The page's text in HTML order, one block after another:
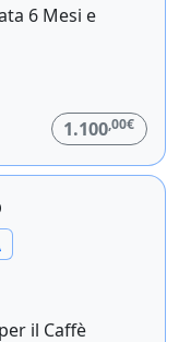
6 Mesi e
1.100,00€
il Caffè